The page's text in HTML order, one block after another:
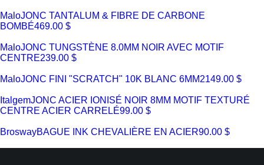
MaloJONC TANTALUM & FIBRE DE CARBONE
BOMBÉ469.00 $
MaloJONC TUNGSTÈNE 8.0MM NOIR AVEC MOTIF
CENTRE239.00 $
MaloJONC FINI "SCRATCH" 10K BLANC 6MM2149.00 $
ItalgemJONC ACIER IONISÉ NOIR 8MM MOTIF TEXTURÉ
CENTRE ACIER CARRELÉ99.00 $
BroswayBAGUE INK CHEVALIÈRE EN ACIER90.00 $